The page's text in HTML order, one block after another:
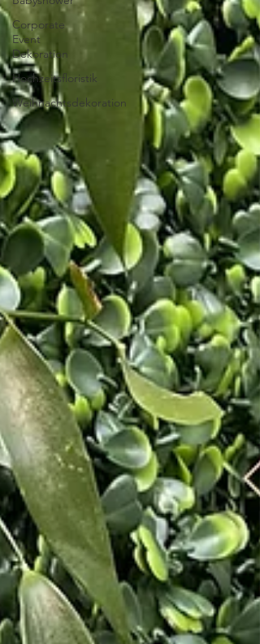
Corporate
Event
Dekoration
Hochzeitsfloristik
Weihnachtsdekoration